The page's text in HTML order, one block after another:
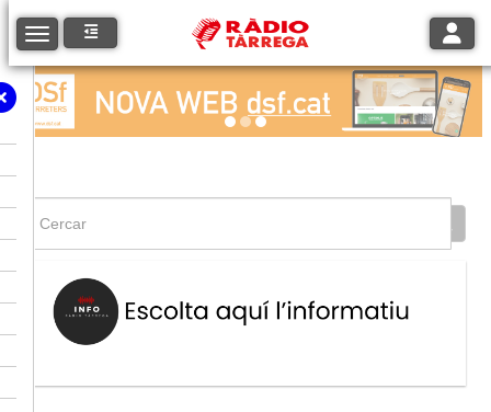
Toggle navigation